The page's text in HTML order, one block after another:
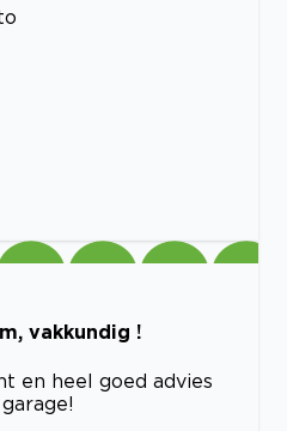
vakkundig !
en heel goed advies